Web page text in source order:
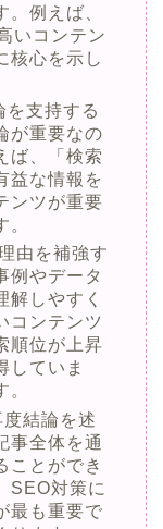
例えば、
いコンテン
核心を示し
を支持する
が重要なの
ば、「検索
益な情報を
ンツが重要
由を補強す
例やデータ
解しやすく
コンテンツ
順位が上昇
していま
度結論を述
事全体を通
ことができ
SEO対策に
最も重要で